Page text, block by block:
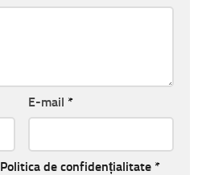
E-mail *
Politica de confidențialitate *